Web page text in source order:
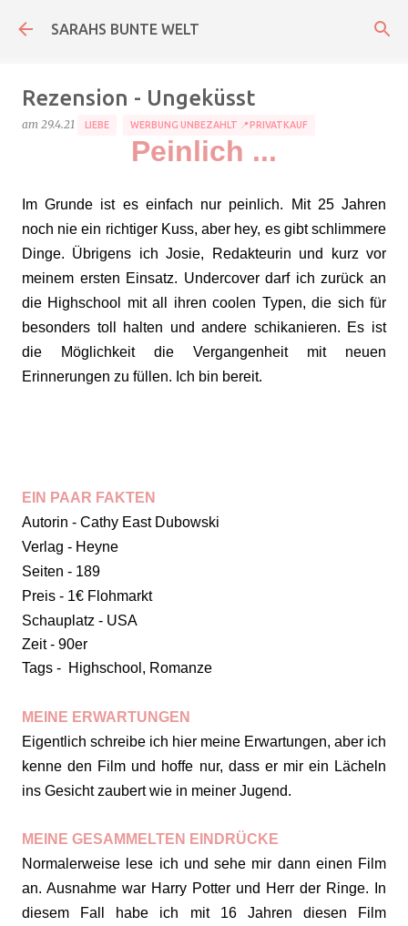
Direkt zum Hauptbereich
SARAHS BUNTE WELT
Rezension - Ungeküsst
am 29.4.21 LIEBE WERBUNG UNBEZAHLT 📍PRIVATKAUF
Peinlich ...
Im Grunde ist es einfach nur peinlich. Mit 25 Jahren
noch nie ein richtiger Kuss, aber hey, es gibt schlimmere
Dinge. Übrigens ich Josie, Redakteurin und kurz vor
meinem ersten Einsatz. Undercover darf ich zurück an
die Highschool mit all ihren coolen Typen, die sich für
besonders toll halten und andere schikanieren. Es ist
die Möglichkeit die Vergangenheit mit neuen
Erinnerungen zu füllen. Ich bin bereit.
EIN PAAR FAKTEN
Autorin - Cathy East Dubowski
Verlag - Heyne
Seiten - 189
Preis - 1€ Flohmarkt
Schauplatz - USA
Zeit - 90er
Tags - Highschool, Romanze
MEINE ERWARTUNGEN
Eigentlich schreibe ich hier meine Erwartungen, aber ich
kenne den Film und hoffe nur, dass er mir ein Lächeln
ins Gesicht zaubert wie in meiner Jugend.
MEINE GESAMMELTEN EINDRÜCKE
Normalerweise lese ich und sehe mir dann einen Film
an. Ausnahme war Harry Potter und Herr der Ringe. In
diesem Fall habe ich mit 16 Jahren diesen Film